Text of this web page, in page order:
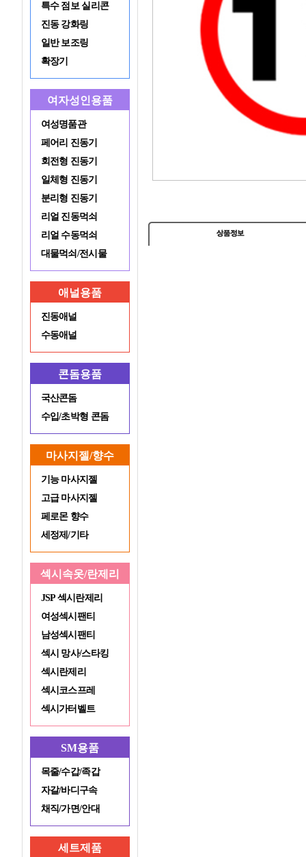
특수 점보 실리콘
진동 강화링
일반 보조링
확장기
여자성인용품
여성명품관
페어리 진동기
회전형 진동기
일체형 진동기
분리형 진동기
리얼 진동먹쇠
리얼 수동먹쇠
대물먹쇠/전시물
애널용품
진동애널
수동애널
콘돔용품
국산콘돔
수입/초박형 콘돔
마사지젤/향수
기능 마사지젤
고급 마사지젤
페로몬 향수
세정제/기타
섹시속옷/란제리
JSP 섹시란제리
여성섹시팬티
남성섹시팬티
섹시 망사/스타킹
섹시란제리
섹시코스프레
섹시가터벨트
SM용품
목줄/수갑/족갑
자갈/바디구속
채직/가면/안대
세트제품